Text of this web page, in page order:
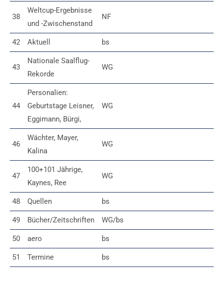
38
Weltcup-Ergebnisse
und -Zwischenstand
NF
42 Aktuell bs
43
Nationale Saalflug-
Rekorde
WG
44
Personalien:
Geburtstage Leisner,
Eggimann, Bürgi,
WG
46
Wächter, Mayer,
Kalina
WG
47
100+101 Jährige,
Kaynes, Ree
WG
48 Quellen bs
49 Bücher/Zeitschriften WG/bs
50 aero bs
51 Termine bs